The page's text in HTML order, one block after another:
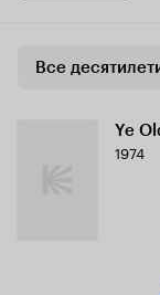
Все
Ye
1974